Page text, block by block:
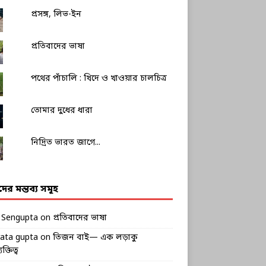
প্রসঙ্গ, লিভ-ইন
প্রতিবাদের ভাষা
পথের পাঁচালি : খিদে ও খাওয়ার চালচিত্র
তোমার দুধের ধারা
নিদ্রিত ভারত জাগে...
মন্তব্য সমূহ
on প্রতিবাদের ভাষা
gupta on তিজন বাই— এক লড়াকু